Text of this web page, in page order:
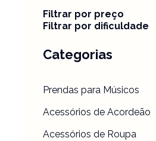
Filtrar por preço
Filtrar por dificuldade
Categorias
Prendas para Músicos
Acessórios de Acordeão
Acessórios de Roupa